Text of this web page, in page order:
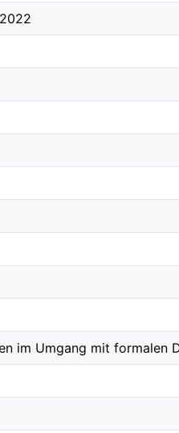
im Umgang mit formalen